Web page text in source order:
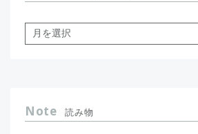
Note 読み物